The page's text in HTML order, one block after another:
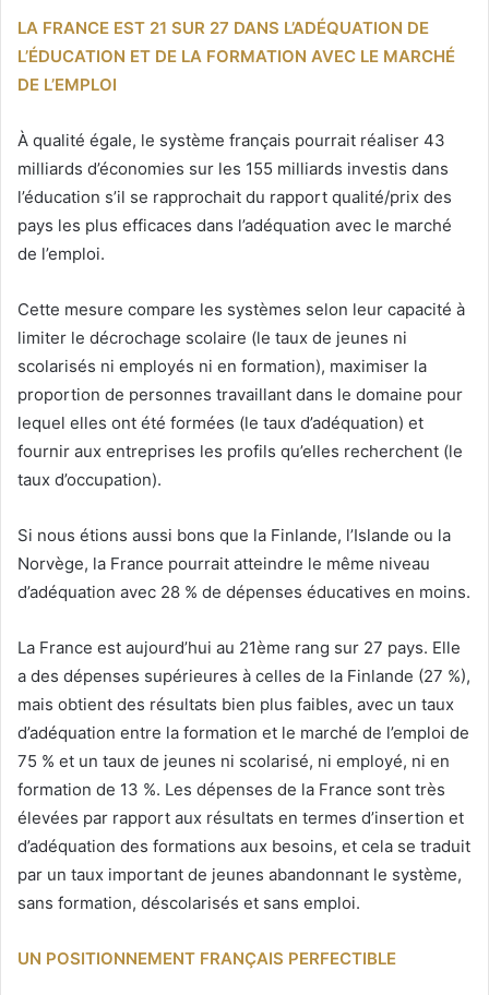
LA FRANCE EST 21 SUR 27 DANS L’ADÉQUATION DE
L’ÉDUCATION ET DE LA FORMATION AVEC LE MARCHÉ
DE L’EMPLOI
À qualité égale, le système français pourrait réaliser 43
milliards d’économies sur les 155 milliards investis dans
l’éducation s’il se rapprochait du rapport qualité/prix des
pays les plus efficaces dans l’adéquation avec le marché
de l’emploi.
Cette mesure compare les systèmes selon leur capacité à
limiter le décrochage scolaire (le taux de jeunes ni
scolarisés ni employés ni en formation), maximiser la
proportion de personnes travaillant dans le domaine pour
lequel elles ont été formées (le taux d’adéquation) et
fournir aux entreprises les profils qu’elles recherchent (le
taux d’occupation).
Si nous étions aussi bons que la Finlande, l’Islande ou la
Norvège, la France pourrait atteindre le même niveau
d’adéquation avec 28 % de dépenses éducatives en moins.
La France est aujourd’hui au 21ème rang sur 27 pays. Elle
a des dépenses supérieures à celles de la Finlande (27 %),
mais obtient des résultats bien plus faibles, avec un taux
d’adéquation entre la formation et le marché de l’emploi de
75 % et un taux de jeunes ni scolarisé, ni employé, ni en
formation de 13 %. Les dépenses de la France sont très
élevées par rapport aux résultats en termes d’insertion et
d’adéquation des formations aux besoins, et cela se traduit
par un taux important de jeunes abandonnant le système,
sans formation, déscolarisés et sans emploi.
UN POSITIONNEMENT FRANÇAIS PERFECTIBLE